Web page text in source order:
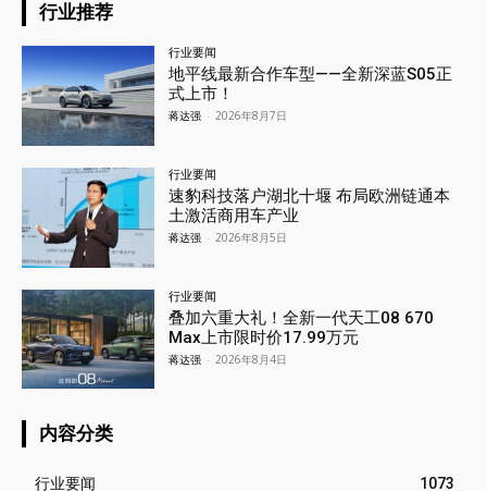
行业推荐
行业要闻
地平线最新合作车型——全新深蓝S05正
式上市！
蒋达强 - 2026年8月7日
行业要闻
速豹科技落户湖北十堰 布局欧洲链通本
土激活商用车产业
蒋达强 - 2026年8月5日
行业要闻
叠加六重大礼！全新一代天工08 670
Max上市限时价17.99万元
蒋达强 - 2026年8月4日
内容分类
行业要闻 1073